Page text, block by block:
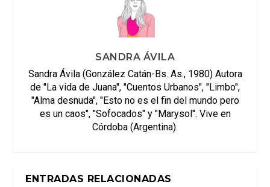
SANDRA ÁVILA
Sandra Ávila (González Catán-Bs. As., 1980) Autora
de "La vida de Juana", "Cuentos Urbanos", "Limbo",
"Alma desnuda", "Esto no es el fin del mundo pero
es un caos", "Sofocados" y "Marysol". Vive en
Córdoba (Argentina).
ENTRADAS RELACIONADAS